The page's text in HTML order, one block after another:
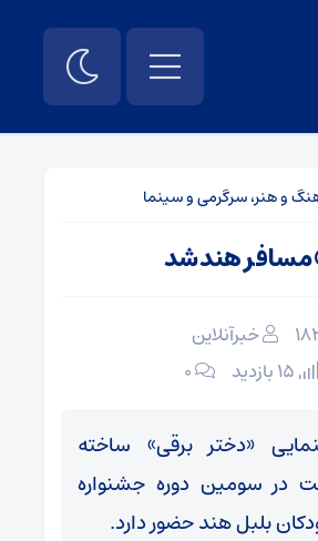
و هنر، سرگرمی و سینما
مسافر هند شد
خبرآنلاین
۰
«دختر برقی» ساخته
در سومین دوره جشنواره
بلبل هند حضور دارد.